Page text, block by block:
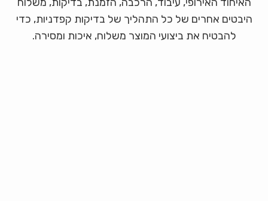
היבטים אחרים של כל התהליך של בדיקות קפדניות, כדי
להבטיח את ביצועי המוצר משלוח, איכות ומסירה.